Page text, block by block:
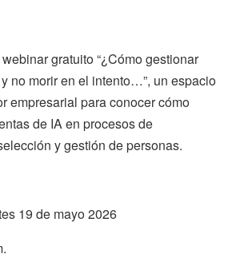
gratuito “¿Cómo gestionar
no morir en el intento…”, un espacio
empresarial para conocer cómo
de IA en procesos de
y gestión de personas.
19 de mayo 2026